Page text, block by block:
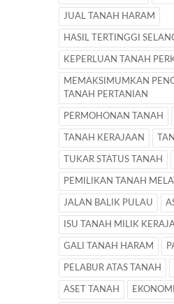
JUAL TANAH HARAM
HASIL TERTINGGI
KEPERLUAN TANAH
MEMAKSIMUMKAN
TANAH PERTANIAN
PERMOHONAN TANAH
TANAH KERAJAAN
TUKAR STATUS TANAH
PEMILIKAN TANAH
JALAN BALIK PULAU
ISU TANAH MILIK
GALI TANAH HARAM
PELABUR ATAS TANAH
ASET TANAH EKONOMI